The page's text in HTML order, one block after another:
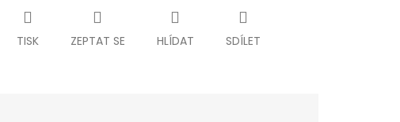
TISK ZEPTAT SE HLÍDAT SDÍLET